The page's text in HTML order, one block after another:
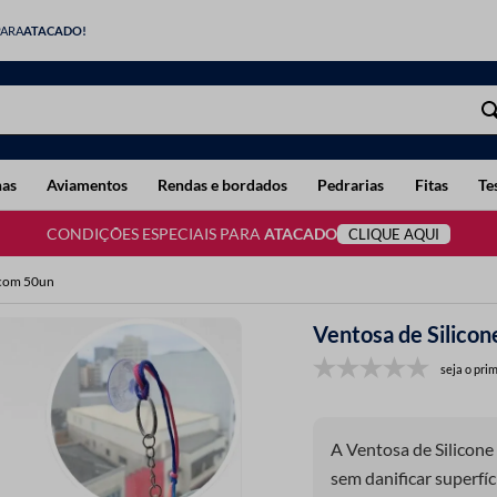
ATACADO!
Aviamentos Rendas e bordados Pedrarias Fitas
CONDIÇÕES ESPECIAIS PARA ATACADO CLIQUE AQUI
50un
Ventosa de
seja o
A Ventosa de
sem danificar